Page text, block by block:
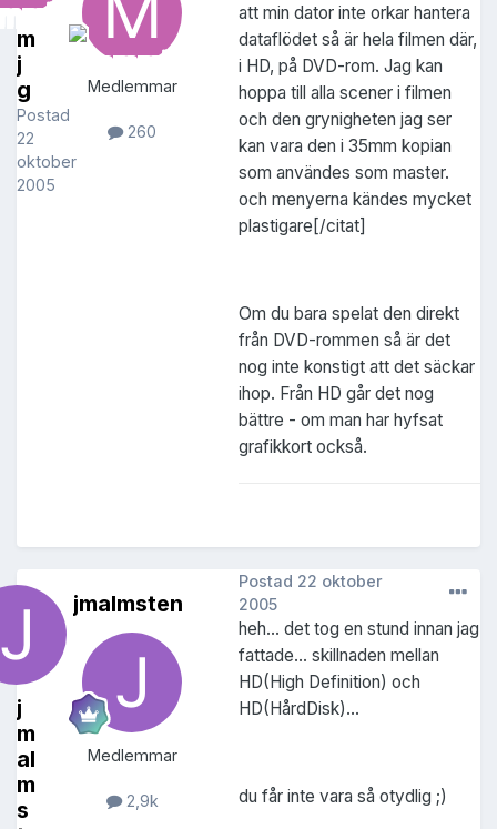
m
j
g
Postad
22
oktober
2005
Medlemmar
260
att min dator inte orkar hantera
dataflödet så är hela filmen där,
i HD, på DVD-rom. Jag kan
hoppa till alla scener i filmen
och den grynigheten jag ser
kan vara den i 35mm kopian
som användes som master.
och menyerna kändes mycket
plastigare[/citat]
Om du bara spelat den direkt
från DVD-rommen så är det
nog inte konstigt att det säckar
ihop. Från HD går det nog
bättre - om man har hyfsat
grafikkort också.
j
m
al
m
s
jmalmsten
Medlemmar
2,9k
Postad 22 oktober
2005
heh... det tog en stund innan jag
fattade... skillnaden mellan
HD(High Definition) och
HD(HårdDisk)...
du får inte vara så otydlig ;)